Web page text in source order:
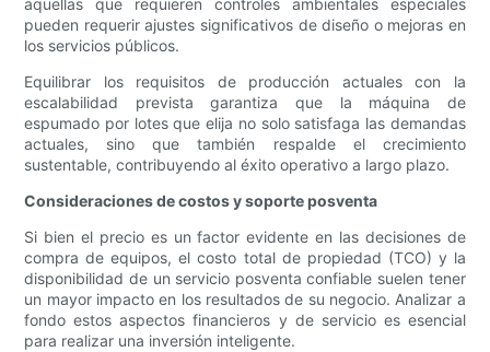
aquellas que requieren controles ambientales especiales
pueden requerir ajustes significativos de diseño o mejoras en
los servicios públicos.
Equilibrar los requisitos de producción actuales con la
escalabilidad prevista garantiza que la máquina de
espumado por lotes que elija no solo satisfaga las demandas
actuales, sino que también respalde el crecimiento
sustentable, contribuyendo al éxito operativo a largo plazo.
Consideraciones de costos y soporte posventa
Si bien el precio es un factor evidente en las decisiones de
compra de equipos, el costo total de propiedad (TCO) y la
disponibilidad de un servicio posventa confiable suelen tener
un mayor impacto en los resultados de su negocio. Analizar a
fondo estos aspectos financieros y de servicio es esencial
para realizar una inversión inteligente.